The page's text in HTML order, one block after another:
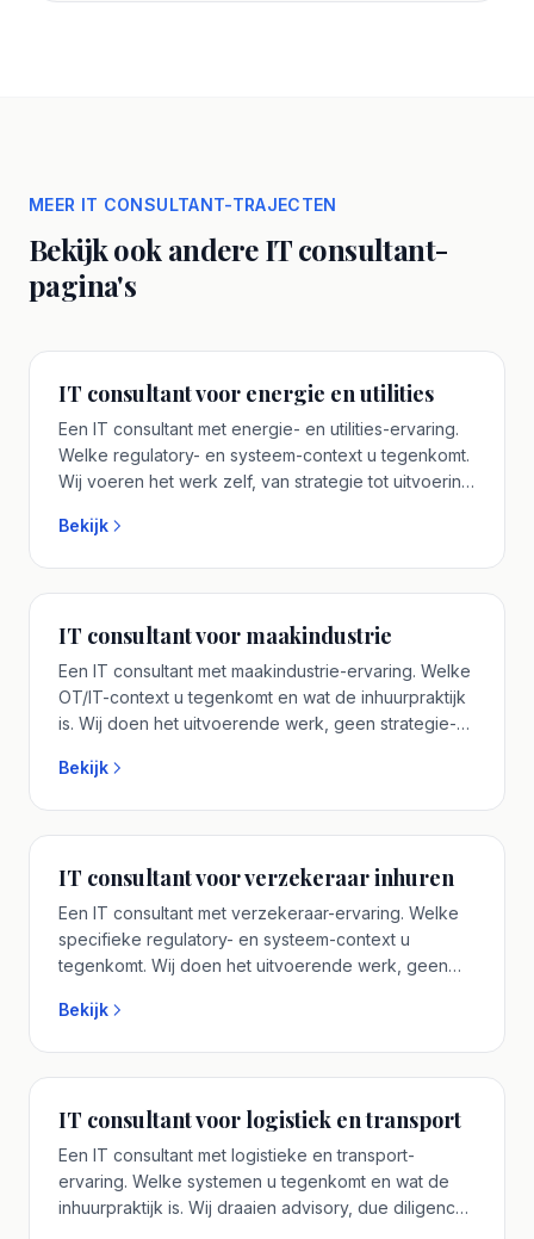
MEER IT CONSULTANT-TRAJECTEN
Bekijk ook andere IT consultant-
pagina's
IT consultant voor energie en utilities
Een IT consultant met energie- en utilities-ervaring.
Welke regulatory- en systeem-context u tegenkomt.
Wij voeren het werk zelf, van strategie tot uitvoering.
uw traject leidt. Plan een vrijblijvend adviesgesprek.
Bekijk
IT consultant voor maakindustrie
Een IT consultant met maakindustrie-ervaring. Welke
OT/IT-context u tegenkomt en wat de inhuurpraktijk
is. Wij doen het uitvoerende werk, geen strategie-
de senior IT consultant die uw traject leidt. Plan een
Bekijk
IT consultant voor verzekeraar inhuren
Een IT consultant met verzekeraar-ervaring. Welke
specifieke regulatory- en systeem-context u
tegenkomt. Wij doen het uitvoerende werk, geen
accountmanager-tussenlaag, u spreekt vooraf met
Bekijk
IT consultant voor logistiek en transport
Een IT consultant met logistieke en transport-
ervaring. Welke systemen u tegenkomt en wat de
inhuurpraktijk is. Wij draaien advisory, due diligence